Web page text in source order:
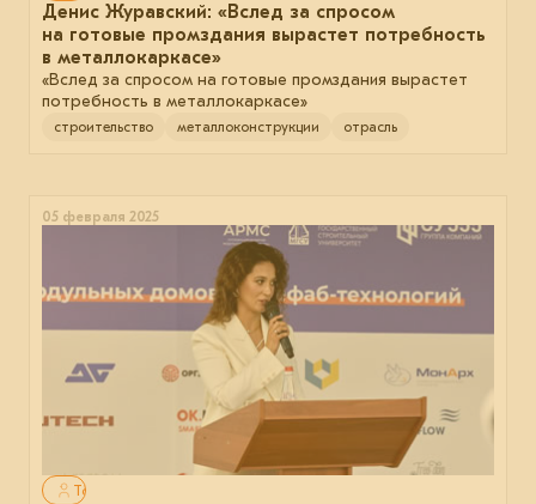
Денис Журавский: «Вслед за спросом
на готовые промздания вырастет потребность
в металлокаркасе»
«Вслед за спросом на готовые промздания вырастет
потребность в металлокаркасе»
строительство металлоконструкции отрасль
05 февраля 2025
Только для авторизованных